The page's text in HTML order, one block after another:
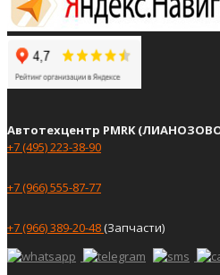
Автотехцентр PMRK
+7 (495) 223-38-90
+7 (966) 555-87-77
+7 (966) 389-20-48(Запчасти)